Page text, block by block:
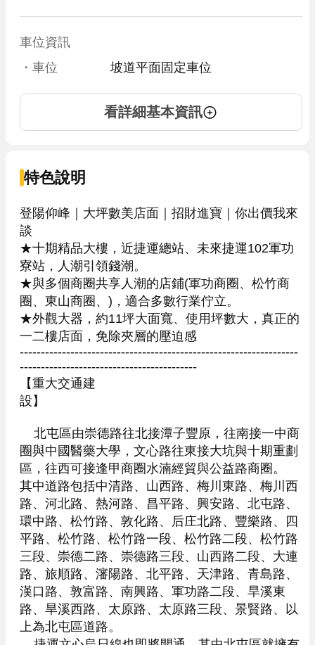
車位資訊
・車位
坡道平面固定車位
看詳細基本資訊
特色說明
登陽仰峰｜大坪數美店面｜招財進寶｜你出價我來
談
★十期精品大樓，近捷運總站、未來捷運102軍功
寮站，人潮引領錢潮。
★與多個商圈共享人潮的店鋪(軍功商圈、松竹商
圈、東山商圈、)，適合多數行業佇立。
★外觀大器，約11坪大面寬、使用坪數大，真正的
一二樓店面，免除夾層的壓迫感
------------------------------------------------------------------
------------------------------------------
【重大交通建
設】
北屯區由崇德路往北接潭子豐原，往南接一中商
圈與中國醫藥大學，文心路往東接大坑與十期重劃
區，往西可接逢甲商圈水湳經貿與公益路商圈。
其中道路包括中清路、山西路、梅川東路、梅川西
路、河北路、熱河路、昌平路、興安路、北屯路、
環中路、松竹路、敦化路、后庄北路、豐樂路、四
平路、松竹路、松竹路一段、松竹路二段、松竹路
三段、崇德二路、崇德路三段、山西路二段、大連
路、旅順路、瀋陽路、北平路、天津路、青島路、
漢口路、敦富路、南興路、軍功路二段、旱溪東
路、旱溪西路、太原路、太原路三段、景賢路、以
上為北屯區道路。